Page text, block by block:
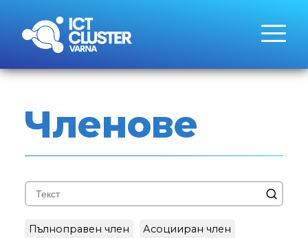
Членове
Пълноправен член Асоцииран член